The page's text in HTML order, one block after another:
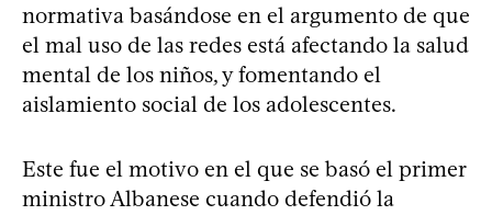
normativa basándose en el argumento de que
el mal uso de las redes está afectando la salud
mental de los niños, y fomentando el
aislamiento social de los adolescentes.
Este fue el motivo en el que se basó el primer
ministro Albanese cuando defendió la